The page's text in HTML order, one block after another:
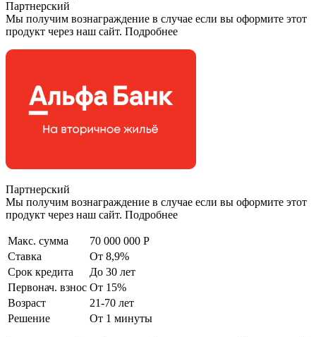
Партнерский
Мы получим вознаграждение в случае если вы оформите этот
продукт через наш сайт. Подробнее
Партнерский
Мы получим вознаграждение в случае если вы оформите этот
продукт через наш сайт. Подробнее
Макс. сумма
70 000 000 Р
Ставка
От 8,9%
Срок кредита
До 30 лет
Первонач. взнос От 15%
Возраст
21-70 лет
Решение
От 1 минуты